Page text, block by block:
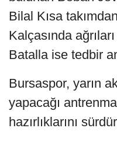
Bilal Kısa
Kalçasında
Batalla ise tedbir
Bursaspor, yarın
yapacağı
hazırlıklarını